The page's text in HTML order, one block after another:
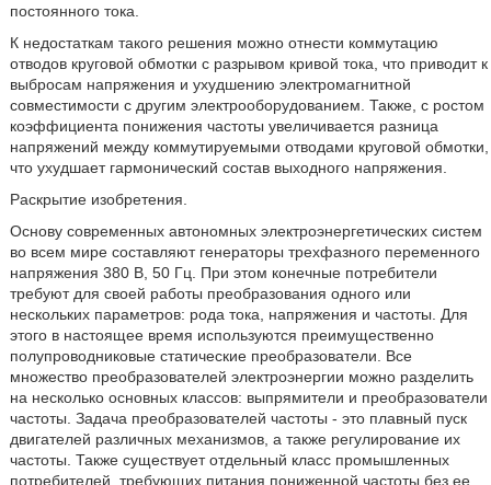
постоянного тока.
К недостаткам такого решения можно отнести коммутацию
отводов круговой обмотки с разрывом кривой тока, что приводит к
выбросам напряжения и ухудшению электромагнитной
совместимости с другим электрооборудованием. Также, с ростом
коэффициента понижения частоты увеличивается разница
напряжений между коммутируемыми отводами круговой обмотки,
что ухудшает гармонический состав выходного напряжения.
Раскрытие изобретения.
Основу современных автономных электроэнергетических систем
во всем мире составляют генераторы трехфазного переменного
напряжения 380 В, 50 Гц. При этом конечные потребители
требуют для своей работы преобразования одного или
нескольких параметров: рода тока, напряжения и частоты. Для
этого в настоящее время используются преимущественно
полупроводниковые статические преобразователи. Все
множество преобразователей электроэнергии можно разделить
на несколько основных классов: выпрямители и преобразователи
частоты. Задача преобразователей частоты - это плавный пуск
двигателей различных механизмов, а также регулирование их
частоты. Также существует отдельный класс промышленных
потребителей, требующих питания пониженной частоты без ее